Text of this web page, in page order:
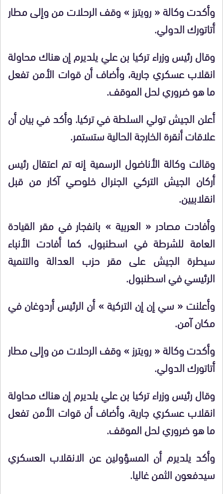
وأكدت وكالة « رويترز » وقف الرحلات من وإلى مطار
أتاتورك الدولي.
وقال رئيس وزراء تركيا بن علي يلديرم إن هناك محاولة
انقلاب عسكري جارية، وأضاف أن قوات الأمن تفعل
ما هو ضروري لحل الموقف.
أعلن الجيش تولي السلطة في تركيا. وأكد في بيان أن
علاقات أنقرة الخارجة الحالية ستستمر.
وقالت وكالة الأناضول الرسمية إنه تم اعتقال رئيس
أركان الجيش التركي الجنرال خلوصي آكار من قبل
انقلابيين.
وأفادت مصادر « العربية » بانفجار في مقر القيادة
العامة للشرطة في اسطنبول، كما أفادت الأنباء
سيطرة الجيش على مقر حزب العدالة والتنمية
الرئيسي في اسطنبول.
‏وأعلنت « سي إن إن التركية » أن الرئيس أردوغان في
مكان آمن.
وأكدت وكالة « رويترز » وقف الرحلات من وإلى مطار
أتاتورك الدولي.
وقال رئيس وزراء تركيا بن علي يلديرم إن هناك محاولة
انقلاب عسكري جارية، وأضاف أن قوات الأمن تفعل
ما هو ضروري لحل الموقف.
وأكد يلديرم أن المسؤولين عن الانقلاب العسكري
سيدفعون الثمن غاليا.